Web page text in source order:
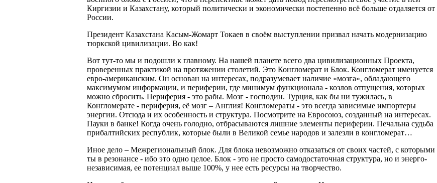
Киргизии и Казахстану, который политически и экономически постепенно всё больше отдаляется от
России.
Президент Казахстана Касым-Жомарт Токаев в своём выступлении призвал начать модернизацию
тюркской цивилизации. Во как!
Вот тут-то мы и подошли к главному. На нашей планете всего два цивилизационных Проекта,
проверенных практикой на протяжении столетий. Это Конгломерат и Блок. Конгломерат именуется
евро-американским. Он основан на интересах, подразумевает наличие «мозга», обладающего
максимумом информации, и периферии, где минимум функционала - козлов отпущения, которых
можно сбросить. Периферия - это рабы. Мозг - господин. Турция, как бы ни тужилась, в
Конгломерате - периферия, её мозг – Англия! Конгломераты - это всегда зависимые импортеры
энергии. Отсюда и их особенность и структура. Посмотрите на Евросоюз, созданный на интересах.
Пауки в банке! Когда очень голодно, отбрасываются лишние элементы периферии. Печальна судьба
прибалтийских республик, которые были в Великой семье народов и залезли в конгломерат…
Иное дело – Межрегиональный блок. Для блока невозможно отказаться от своих частей, с которыми
ты в резонансе - ибо это одно целое. Блок - это не просто самодостаточная структура, но и энерго-
независимая, ее потенциал выше 100%, у нее есть ресурсы на творчество.